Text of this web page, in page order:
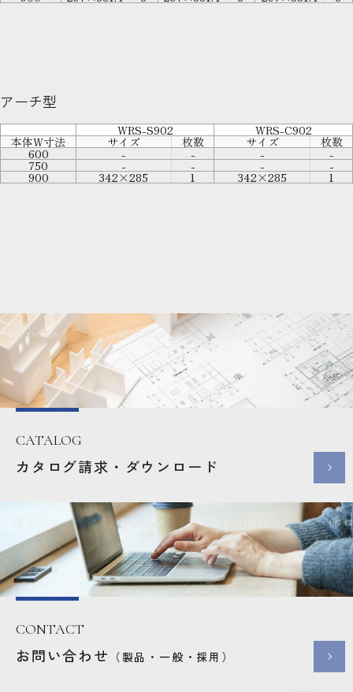
アーチ型
WRS-S902 WRS-C902
本体W寸法 サイズ 枚数 サイズ 枚数
600 - - - -
750 - - - -
900 342×285 1 342×285 1
CATALOG
カタログ請求・ダウンロード
CONTACT
お問い合わせ （製品・一般・採用）